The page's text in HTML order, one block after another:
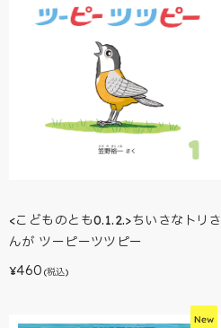
<こどものとも0.1.2.>ちいさなトリさ
んが ツーピーツツピー
¥460 (税込)